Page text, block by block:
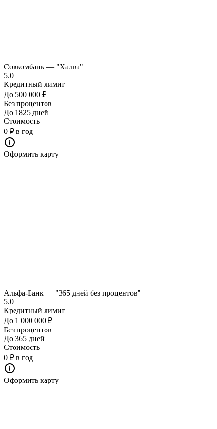
Совкомбанк — "Халва"
5.0
Кредитный лимит
До 500 000 ₽
Без процентов
До 1825 дней
Стоимость
0 ₽ в год
Оформить карту
Альфа-Банк — "365 дней без процентов"
5.0
Кредитный лимит
До 1 000 000 ₽
Без процентов
До 365 дней
Стоимость
0 ₽ в год
Оформить карту